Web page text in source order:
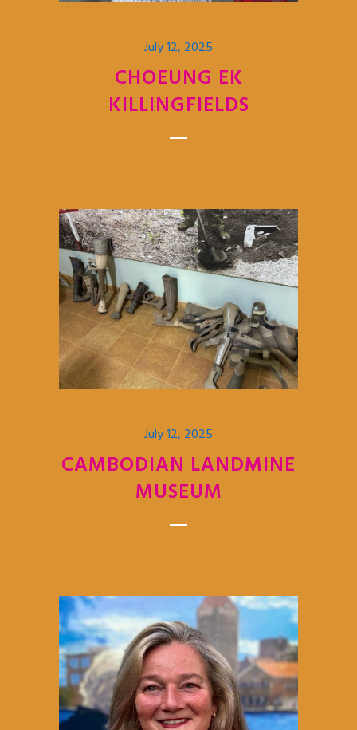
July 12, 2025
CHOEUNG EK
KILLINGFIELDS
July 12, 2025
CAMBODIAN LANDMINE
MUSEUM